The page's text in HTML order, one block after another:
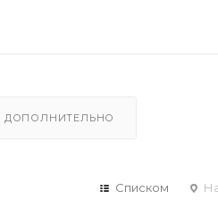
ДОПОЛНИТЕЛЬНО
Списком